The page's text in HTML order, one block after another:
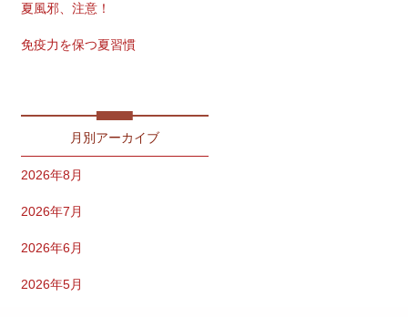
夏風邪、注意！
免疫力を保つ夏習慣
月別アーカイブ
2026年8月
2026年7月
2026年6月
2026年5月